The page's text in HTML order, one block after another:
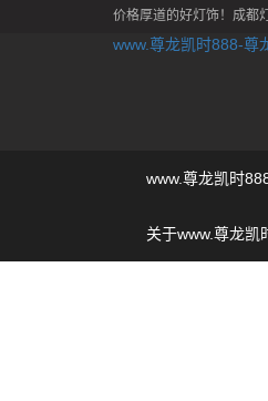
价格厚道的好灯饰！成都
www.尊龙凯时888-尊
www.尊龙凯时
关于www.尊龙凯